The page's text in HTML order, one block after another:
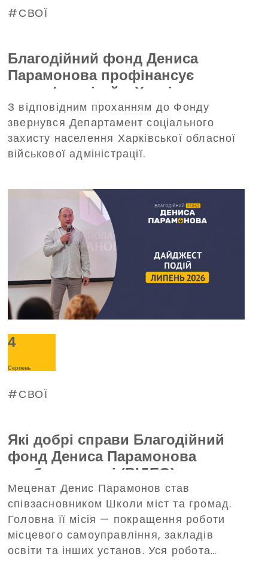
СВОЇ
Благодійний фонд Дениса
Парамонова профінансує
трансфер дітей з Харківщини на
відпочинок до Польщі
З відповідним проханням до Фонду
звернувся Департамент соціального
захисту населення Харківської обласної
військової адміністрації.
4
Серпень
СВОЇ
Які добрі справи Благодійний
фонд Дениса Парамонова
зробив у липні (ВІДЕО)
Меценат Денис Парамонов став
співзасновником Школи міст та громад.
Головна її місія — покращення роботи
місцевого самоуправління, закладів
освіти та інших установ. Уся робота